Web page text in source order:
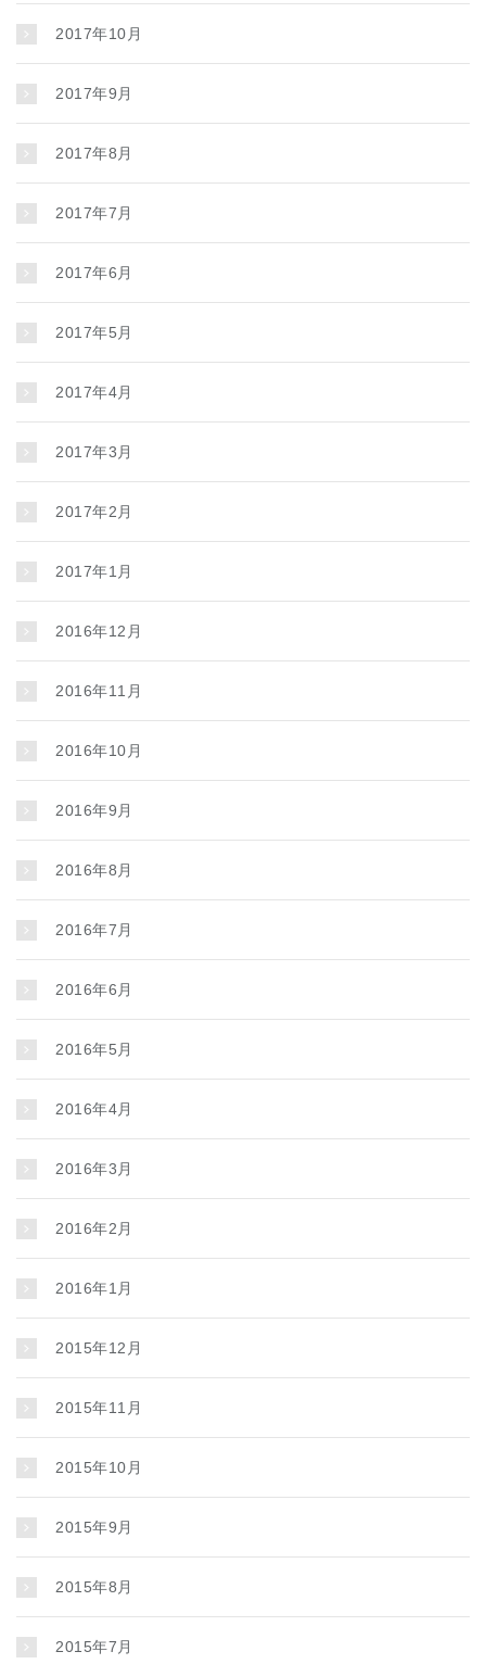
2017年10月
2017年9月
2017年8月
2017年7月
2017年6月
2017年5月
2017年4月
2017年3月
2017年2月
2017年1月
2016年12月
2016年11月
2016年10月
2016年9月
2016年8月
2016年7月
2016年6月
2016年5月
2016年4月
2016年3月
2016年2月
2016年1月
2015年12月
2015年11月
2015年10月
2015年9月
2015年8月
2015年7月